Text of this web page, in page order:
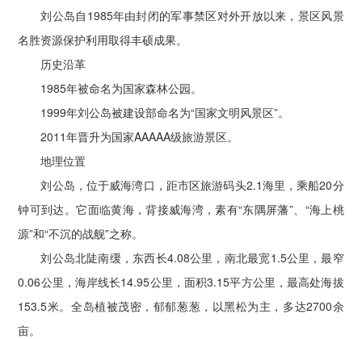
刘公岛自1985年由封闭的军事禁区对外开放以来，景区风景
名胜资源保护利用取得丰硕成果。
历史沿革
1985年被命名为国家森林公园。
1999年刘公岛被建设部命名为“国家文明风景区”。
2011年晋升为国家AAAAA级旅游景区。
地理位置
刘公岛，位于威海湾口，距市区旅游码头2.1海里，乘船20分
钟可到达。它面临黄海，背接威海湾，素有“东隅屏藩”、“海上桃
源”和“不沉的战舰”之称。
刘公岛北陡南缓，东西长4.08公里，南北最宽1.5公里，最窄
0.06公里，海岸线长14.95公里，面积3.15平方公里，最高处海拔
153.5米。全岛植被茂密，郁郁葱葱，以黑松为主，多达2700余
亩。